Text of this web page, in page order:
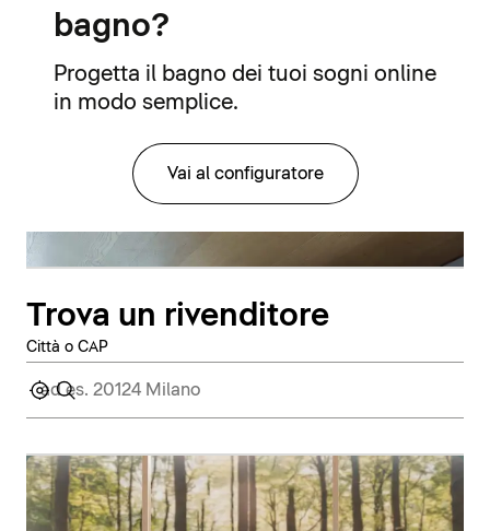
bagno?
Progetta il bagno dei tuoi sogni online
in modo semplice.
Vai al configuratore
Trova un rivenditore
Città o CAP